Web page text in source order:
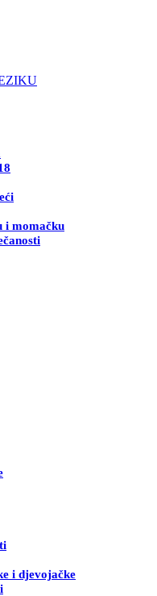
i momačku
i djevojačke